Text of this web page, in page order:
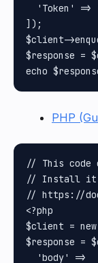
'Token' =>
]);
$client-
$response =
PHP
// This code
// Install it
// https://
<?php
$client =
$response =
  'body' =>